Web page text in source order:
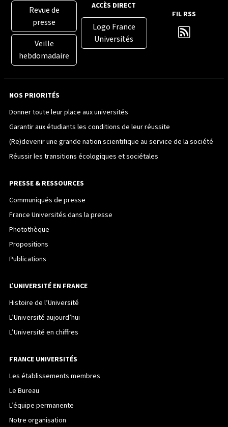
Revue de
presse
Veille
hebdomadaire
ACCÈS DIRECT
Logo France
Universités
FIL RSS
NOS PRIORITÉS
Donner toute leur place aux universités
Garantir aux étudiants les conditions de leur réussite
(Re)devenir une grande nation scientifique au service de la société
Réussir les transitions écologiques et sociétales
PRESSE & RESSOURCES
Communiqués de presse
France Universités dans la presse
Photothèque
Propositions
Publications
L’UNIVERSITÉ EN FRANCE
Histoire de l’Université
L’Université aujourd’hui
L’Université en chiffres
FRANCE UNIVERSITÉS
Les établissements membres
Le Bureau
L’équipe permanente
Notre organisation